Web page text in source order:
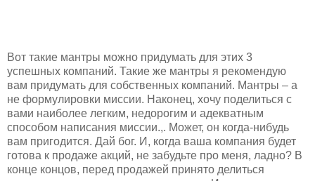
Вот такие мантры можно придумать для этих 3
успешных компаний. Такие же мантры я рекомендую
вам придумать для собственных компаний. Мантры – а
не формулировки миссии. Наконец, хочу поделиться с
вами наиболее легким, недорогим и адекватным
способом написания миссии.,. Может, он когда-нибудь
вам пригодится. Дай бог. И, когда ваша компания будет
готова к продаже акций, не забудьте про меня, ладно? В
конце концов, перед продажей принято делиться